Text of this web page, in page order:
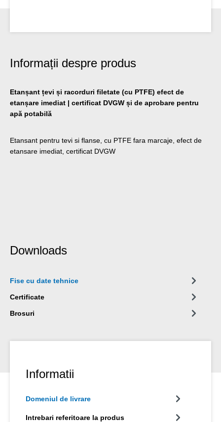
Informații despre produs
Etanșant țevi și racorduri filetate (cu PTFE) efect de
etanșare imediat | certificat DVGW și de aprobare pentru
apă potabilă
Etansant pentru tevi si flanse, cu PTFE fara marcaje, efect de
etansare imediat, certificat DVGW
Downloads
Fise cu date tehnice
Certificate
Brosuri
Informatii
Domeniul de livrare
Intrebari referitoare la produs